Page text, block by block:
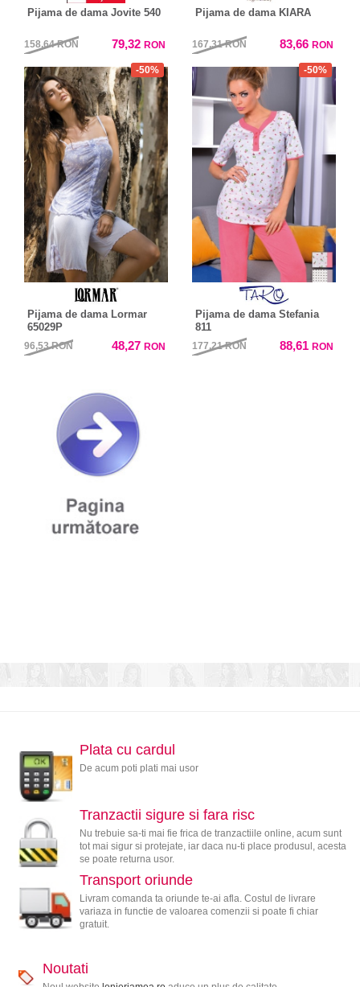
Pijama de dama Jovite 540
158,64RON 79,32 RON
Pijama de dama KIARA
167,31RON 83,66 RON
-50%
Pijama de dama Lormar
65029P
96,53RON 48,27 RON
-50%
Pijama de dama Stefania
811
177,21RON 88,61 RON
Plata cu cardul
De acum poti plati mai usor
Tranzactii sigure si fara risc
Nu trebuie sa-ti mai fie frica de tranzactiile online, acum sunt
tot mai sigur si protejate, iar daca nu-ti place produsul, acesta
se poate returna usor.
Transport oriunde
Livram comanda ta oriunde te-ai afla. Costul de livrare
variaza in functie de valoarea comenzii si poate fi chiar
gratuit.
Noutati